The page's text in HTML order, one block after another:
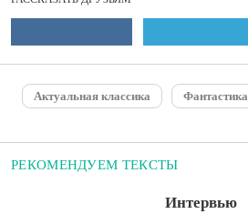
Актуальная классика Фантастика
РЕКОМЕНДУЕМ ТЕКСТЫ
Интервью